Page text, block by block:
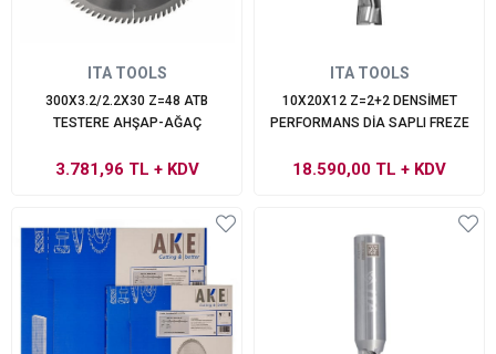
ITA TOOLS
300X3.2/2.2X30 Z=48 ATB
TESTERE AHŞAP-AĞAÇ
3.781,96 TL + KDV
ITA TOOLS
10X20X12 Z=2+2 DENSİMET
PERFORMANS DİA SAPLI FREZE
18.590,00 TL + KDV